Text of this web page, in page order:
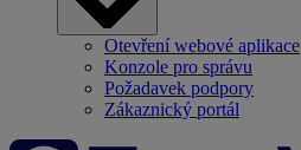
Otevření webové aplikace
Konzole pro správu
Požadavek podpory
Zákaznický portál